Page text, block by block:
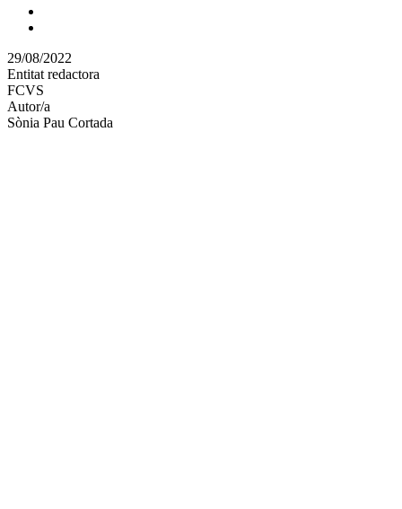
altres
xarxes
29/08/2022
Entitat redactora
FCVS
Autor/a
Sònia Pau Cortada